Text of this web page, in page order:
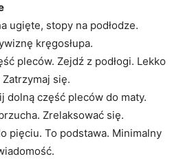
ugięte, stopy na podłodze.
kręgosłupa.
pleców. Zejdź z podłogi. Lekko
się.
dolną część pleców do maty.
Zrelaksować się.
pięciu. To podstawa. Minimalny